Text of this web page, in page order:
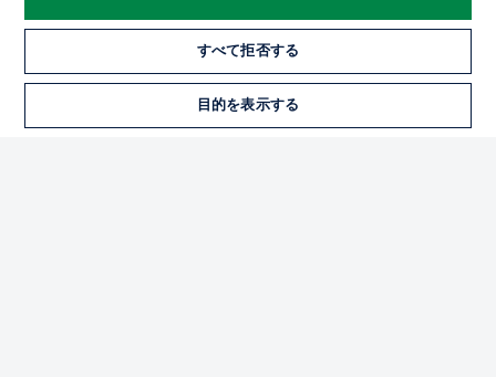
プライバシー・ポリシー 優先設定を管理する
すべて拒否する
目的を表示する